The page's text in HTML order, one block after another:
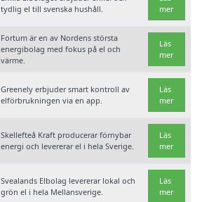
tydlig el till svenska hushåll.
mer
Fortum är en av Nordens största
energibolag med fokus på el och
värme.
Läs
mer
Greenely erbjuder smart kontroll av
elförbrukningen via en app.
Läs
mer
Skellefteå Kraft producerar förnybar
energi och levererar el i hela Sverige.
Läs
mer
Svealands Elbolag levererar lokal och
grön el i hela Mellansverige.
Läs
mer